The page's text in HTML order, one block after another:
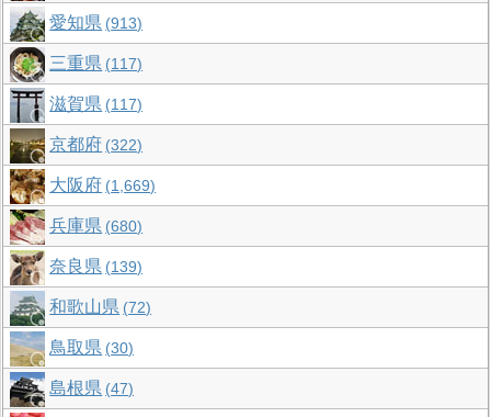
愛知県 913
三重県 117
滋賀県 117
京都府 322
大阪府 1,669
兵庫県 680
奈良県 139
和歌山県 72
鳥取県 30
島根県 47